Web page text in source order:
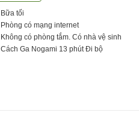
Bữa tối
Phòng có mạng internet
Không có phòng tắm. Có nhà vệ sinh
CáchGa Nogami 13 phútĐi bộ